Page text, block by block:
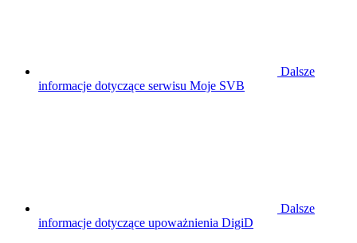
Dalsze
informacje dotyczące serwisu Moje SVB
Dalsze
informacje dotyczące upoważnienia DigiD